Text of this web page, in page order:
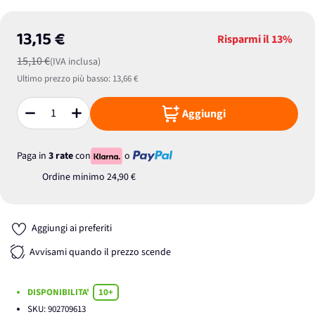
13,15 €
15,10 €(IVA inclusa)
Risparmi il13%
Ultimo prezzo più basso: 13,66 €
Quantità Aggiungi
Paga in 3 ratecon
o
Ordine minimo 24,90 €
Aggiungi ai preferiti
Avvisami quando il prezzo scende
DISPONIBILITA'
10+
SKU:902709613